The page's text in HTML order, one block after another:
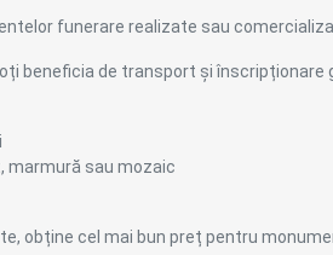
funerare realizate sau
beneficia de transport și
marmură sau mozaic
obține cel mai bun preț pentru